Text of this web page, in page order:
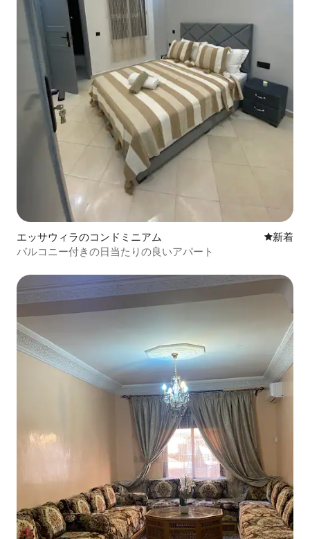
エッサウィラのコンドミニアム 新しい宿
新着
バルコニー付きの日当たりの良いアパート